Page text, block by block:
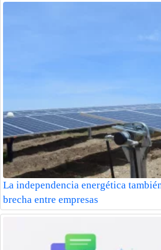
La independencia energética
brecha entre empresas